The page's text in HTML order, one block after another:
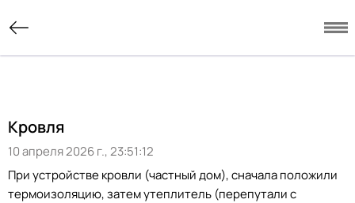
Кровля
10 апреля 2026 г., 23:51:12
При устройстве кровли (частный дом), сначала положили
термоизоляцию, затем утеплитель (перепутали с